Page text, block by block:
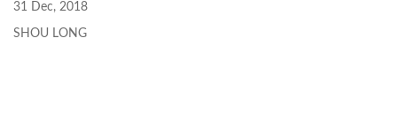
31 Dec, 2018
SHOU LONG